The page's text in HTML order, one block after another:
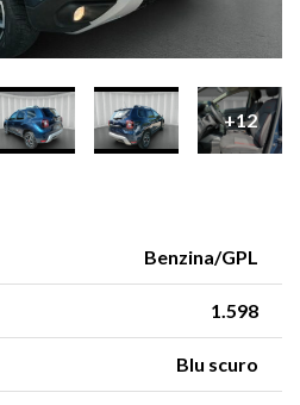
+12
Benzina/GPL
1.598
Blu scuro